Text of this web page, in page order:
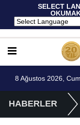
SELECT
8 Ağustos 2026,
HABERLER